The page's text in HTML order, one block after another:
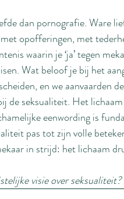
dan pornografie. Ware
opofferingen, met
waarin je ‘ja’ tegen
Wat beloof je bij het
en we aanvaarden
de seksualiteit. Het
eenwording is
pas tot zijn volle
in strijd: het lichaam
visie over